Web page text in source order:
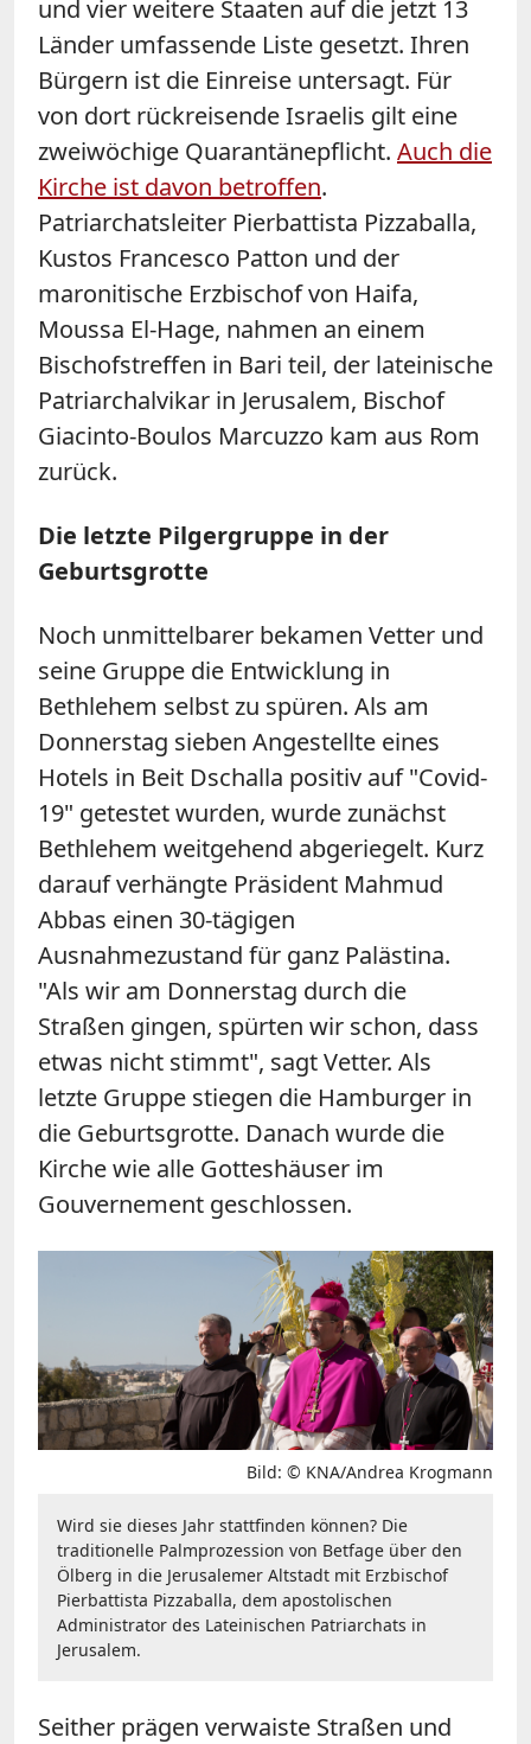
und vier weitere Staaten auf die jetzt 13
Länder umfassende Liste gesetzt. Ihren
Bürgern ist die Einreise untersagt. Für
von dort rückreisende Israelis gilt eine
zweiwöchige Quarantänepflicht. Auch die
Kirche ist davon betroffen.
Patriarchatsleiter Pierbattista Pizzaballa,
Kustos Francesco Patton und der
maronitische Erzbischof von Haifa,
Moussa El-Hage, nahmen an einem
Bischofstreffen in Bari teil, der lateinische
Patriarchalvikar in Jerusalem, Bischof
Giacinto-Boulos Marcuzzo kam aus Rom
zurück.
Die letzte Pilgergruppe in der
Geburtsgrotte
Noch unmittelbarer bekamen Vetter und
seine Gruppe die Entwicklung in
Bethlehem selbst zu spüren. Als am
Donnerstag sieben Angestellte eines
Hotels in Beit Dschalla positiv auf "Covid-
19" getestet wurden, wurde zunächst
Bethlehem weitgehend abgeriegelt. Kurz
darauf verhängte Präsident Mahmud
Abbas einen 30-tägigen
Ausnahmezustand für ganz Palästina.
"Als wir am Donnerstag durch die
Straßen gingen, spürten wir schon, dass
etwas nicht stimmt", sagt Vetter. Als
letzte Gruppe stiegen die Hamburger in
die Geburtsgrotte. Danach wurde die
Kirche wie alle Gotteshäuser im
Gouvernement geschlossen.
Bild: © KNA/Andrea Krogmann
Wird sie dieses Jahr stattfinden können? Die
traditionelle Palmprozession von Betfage über den
Ölberg in die Jerusalemer Altstadt mit Erzbischof
Pierbattista Pizzaballa, dem apostolischen
Administrator des Lateinischen Patriarchats in
Jerusalem.
Seither prägen verwaiste Straßen und